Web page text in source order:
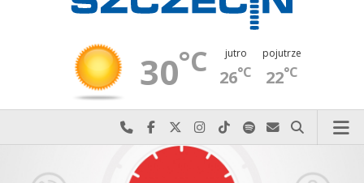
30°C jutro
26°C
pojutrze
22°C
Najlepiej po prostu do nas zadzwoń
Odwiedź nas na Facebook-u
Odwiedź nas na X
Odwiedź nas na Instagram-ie
Odwiedź nas na TikTok-u
Szukaj nas na Spotify
Wyślij do nas
Szukaj